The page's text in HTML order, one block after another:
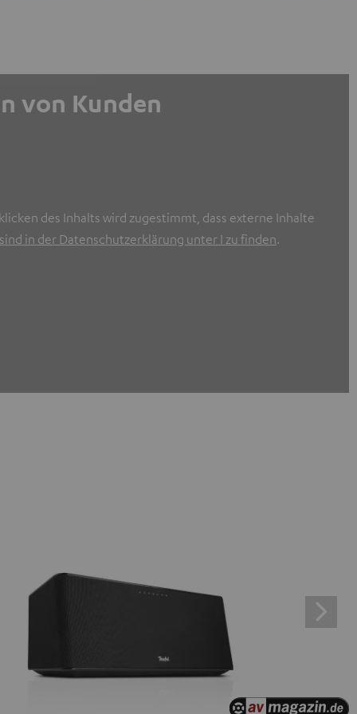
von Kunden
des Inhalts wird zugestimmt, dass externe Inhalte
in der Datenschutzerklärung unter I zu finden.